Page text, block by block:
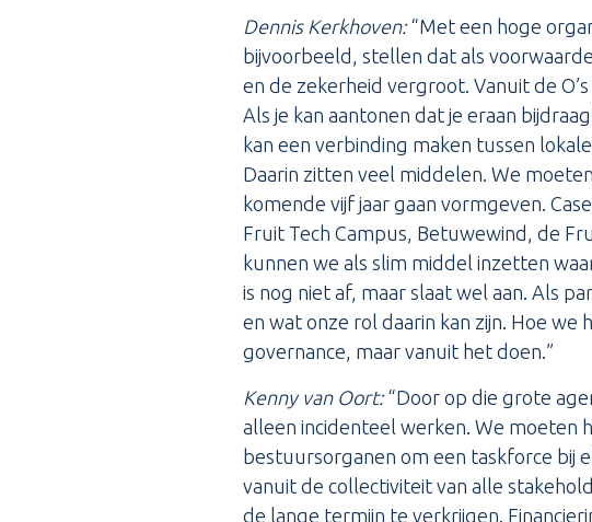
Dennis Kerkhoven:“Met een hoge
bijvoorbeeld, stellen dat als
en de zekerheid vergroot. Vanuit de
Als je kan aantonen dat je eraan
kan een verbinding maken tussen
Daarin zitten veel middelen. We
komende vijf jaar gaan vormgeven.
Fruit Tech Campus, Betuwewind, de
kunnen we als slim middel inzetten
is nog niet af, maar slaat wel aan. Als
en wat onze rol daarin kan zijn. Hoe
governance, maar vanuit het doen.”
Kenny van Oort:“Door op die grote
alleen incidenteel werken. We moeten
bestuursorganen om een taskforce bij
vanuit de collectiviteit van alle
de lange termijn te verkrijgen.